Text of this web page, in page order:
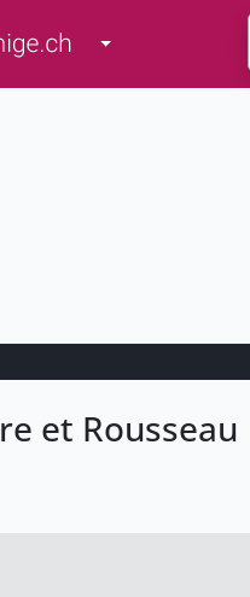
Toggle Dropdown
et Rousseau